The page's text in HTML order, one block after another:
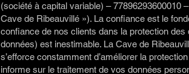
(société à capital variable) – 77896293600010
Cave de Ribeauvillé »). La confiance est le
confiance de nos clients dans la protection
données) est inestimable. La Cave de
s’efforce constamment d’améliorer la
informe sur le traitement de vos données